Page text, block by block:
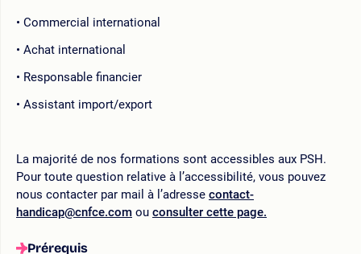
Commercial international
Achat international
Responsable financier
Assistant import/export
La majorité de nos formations sont accessibles aux PSH.
Pour toute question relative à l’accessibilité, vous pouvez
nous contacter par mail à l’adresse contact-
handicap@cnfce.com ou consulter cette page.
Prérequis